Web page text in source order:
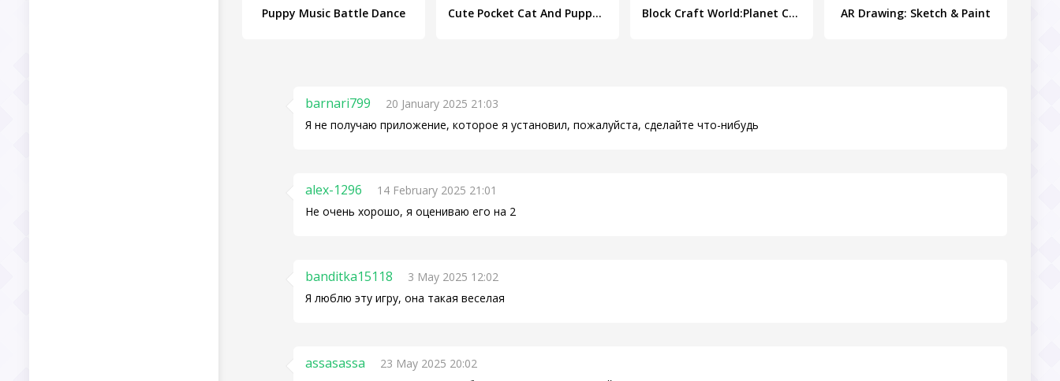
Puppy Music Battle Dance Cute Pocket Cat And Puppy 3D Block Craft World:Planet Craft AR Drawing: Sketch & Paint
barnari799
20 January 2025 21:03
Я не получаю приложение, которое я установил, пожалуйста, сделайте что-нибудь
alex-1296
14 February 2025 21:01
Не очень хорошо, я оцениваю его на 2
banditka15118
3 May 2025 12:02
Я люблю эту игру, она такая веселая
assasassa
23 May 2025 20:02